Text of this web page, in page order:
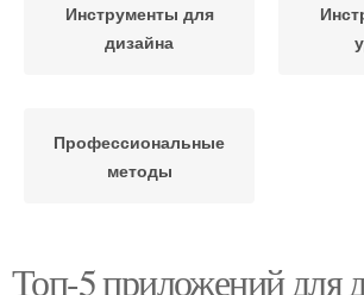
Инструменты для
дизайна
Профессиональные
методы
Топ-5 приложений для